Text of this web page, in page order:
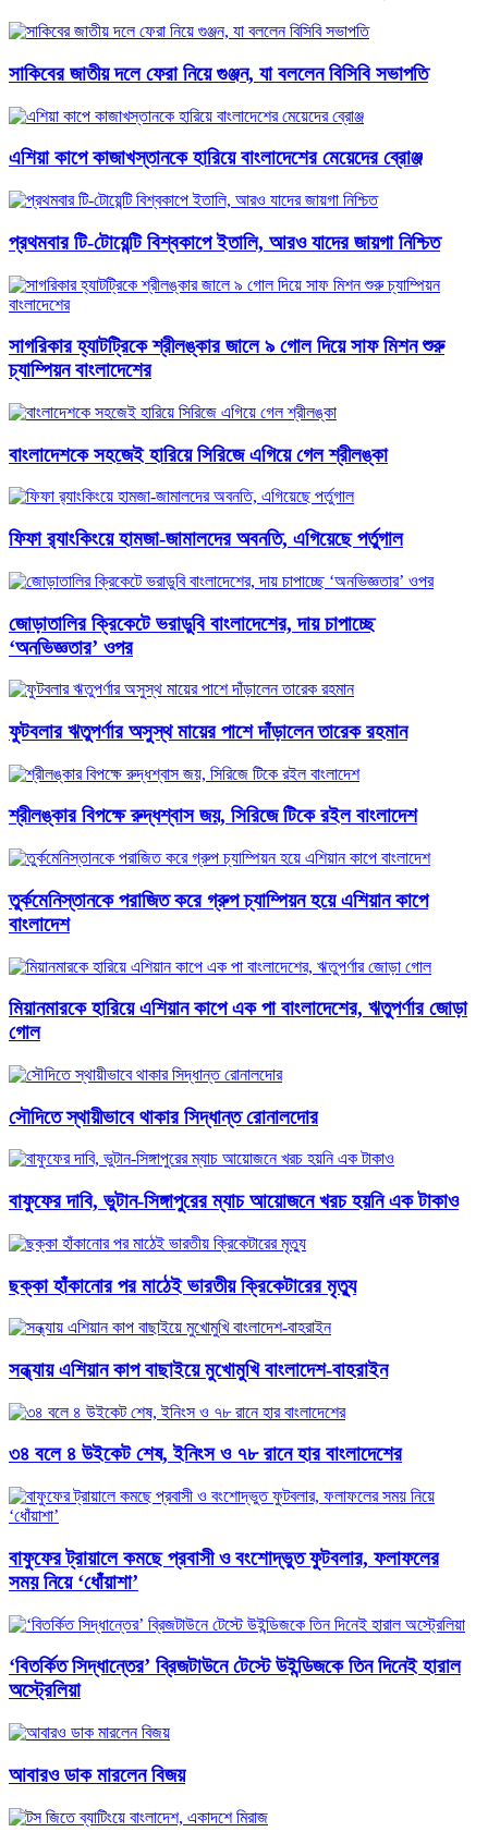
সাকিবের জাতীয় দলে ফেরা নিয়ে গুঞ্জন, যা বললেন বিসিবি সভাপতি
এশিয়া কাপে কাজাখস্তানকে হারিয়ে বাংলাদেশের মেয়েদের ব্রোঞ্জ
প্রথমবার টি-টোয়েন্টি বিশ্বকাপে ইতালি, আরও যাদের জায়গা নিশ্চিত
সাগরিকার হ্যাটট্রিকে শ্রীলঙ্কার জালে ৯ গোল দিয়ে সাফ মিশন শুরু
চ্যাম্পিয়ন বাংলাদেশের
বাংলাদেশকে সহজেই হারিয়ে সিরিজে এগিয়ে গেল শ্রীলঙ্কা
ফিফা র‍্যাংকিংয়ে হামজা-জামালদের অবনতি, এগিয়েছে পর্তুগাল
জোড়াতালির ক্রিকেটে ভরাডুবি বাংলাদেশের, দায় চাপাচ্ছে
‘অনভিজ্ঞতার’ ওপর
ফুটবলার ঋতুপর্ণার অসুস্থ মায়ের পাশে দাঁড়ালেন তারেক রহমান
শ্রীলঙ্কার বিপক্ষে রুদ্ধশ্বাস জয়, সিরিজে টিকে রইল বাংলাদেশ
তুর্কমেনিস্তানকে পরাজিত করে গ্রুপ চ্যাম্পিয়ন হয়ে এশিয়ান কাপে
বাংলাদেশ
মিয়ানমারকে হারিয়ে এশিয়ান কাপে এক পা বাংলাদেশের, ঋতুপর্ণার জোড়া
গোল
সৌদিতে স্থায়ীভাবে থাকার সিদ্ধান্ত রোনালদোর
বাফুফের দাবি, ভুটান-সিঙ্গাপুরের ম্যাচ আয়োজনে খরচ হয়নি এক টাকাও
ছক্কা হাঁকানোর পর মাঠেই ভারতীয় ক্রিকেটারের মৃত্যু
সন্ধ্যায় এশিয়ান কাপ বাছাইয়ে মুখোমুখি বাংলাদেশ-বাহরাইন
৩৪ বলে ৪ উইকেট শেষ, ইনিংস ও ৭৮ রানে হার বাংলাদেশের
বাফুফের ট্রায়ালে কমছে প্রবাসী ও বংশোদ্ভুত ফুটবলার, ফলাফলের
সময় নিয়ে ‘ধোঁয়াশা’
‘বিতর্কিত সিদ্ধান্তের’ ব্রিজটাউনে টেস্টে উইন্ডিজকে তিন দিনেই হারাল
অস্ট্রেলিয়া
আবারও ডাক মারলেন বিজয়